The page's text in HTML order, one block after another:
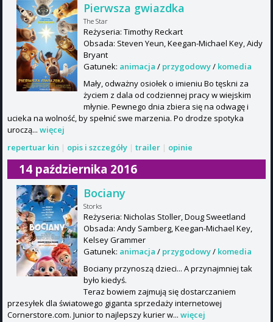
Pierwsza gwiazdka
The Star
Reżyseria: Timothy Reckart
Obsada: Steven Yeun, Keegan-Michael Key, Aidy
Bryant
Gatunek: animacja / przygodowy/ komedia
Mały, odważny osiołek o imieniu Bo tęskni za
życiem z dala od codziennej pracy w wiejskim
młynie. Pewnego dnia zbiera się na odwagę i
ucieka na wolność, by spełnić swe marzenia. Po drodze spotyka
uroczą... więcej
repertuar kin | opis i szczegóły | trailer | opinie
14 października 2016
Bociany
Storks
Reżyseria: Nicholas Stoller, Doug Sweetland
Obsada: Andy Samberg, Keegan-Michael Key,
Kelsey Grammer
Gatunek: animacja / przygodowy/ komedia
Bociany przynoszą dzieci... A przynajmniej tak
było kiedyś.
Teraz bowiem zajmują się dostarczaniem
przesyłek dla światowego giganta sprzedaży internetowej
Cornerstore.com. Junior to najlepszy kurier w... więcej